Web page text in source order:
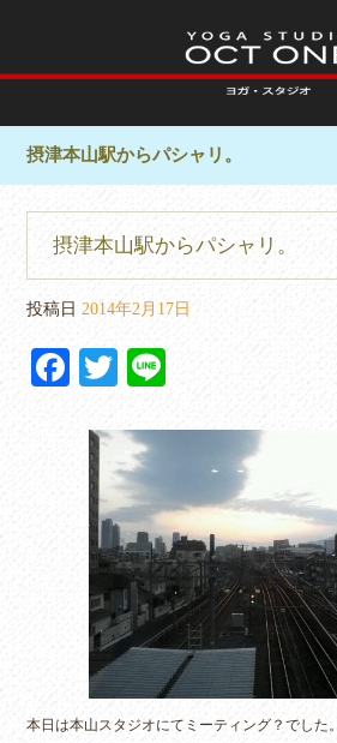
摂津本山駅からパシャリ。
摂津本山駅からパシャリ。
投稿日 2014年2月17日
Fa
bo
ok
T
tte
r
本日は本山スタジオにてミーティング？でした。